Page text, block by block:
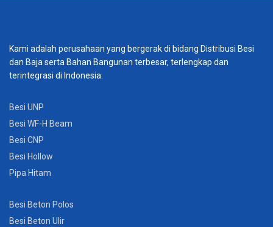
Kami adalah perusahaan yang bergerak di bidang Distribusi Besi
dan Baja serta Bahan Bangunan terbesar, terlengkap dan
terintegrasi di Indonesia.
Besi UNP
Besi WF-H Beam
Besi CNP
Besi Hollow
Pipa Hitam
Besi Beton Polos
Besi Beton Ulir